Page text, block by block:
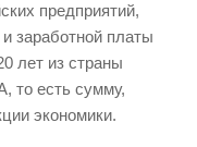
предприятий,
заработной платы
лет из страны
то есть сумму,
экономики.